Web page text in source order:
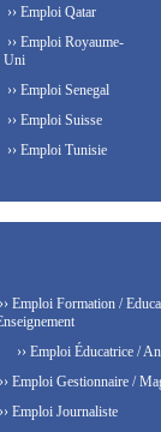
›› Emploi Qatar
›› Emploi Royaume-
Uni
›› Emploi Senegal
›› Emploi Suisse
›› Emploi Tunisie
›› Emploi Formation /
›› Emploi Éducatrice /
›› Emploi Gestionnaire /
›› Emploi Journaliste